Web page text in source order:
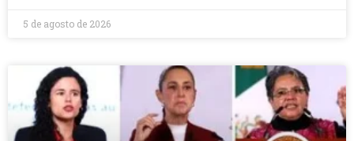
5 de agosto de 2026